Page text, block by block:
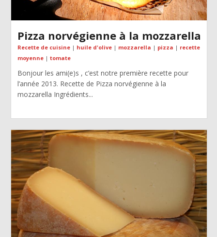
Pizza norvégienne à la mozzarella
Recette de cuisine| huile d'olive| mozzarella | pizza | recette
moyenne| tomate
Bonjour les ami(e)s , c’est notre première recette pour
l’année 2013. Recette de Pizza norvégienne à la
mozzarella Ingrédients...